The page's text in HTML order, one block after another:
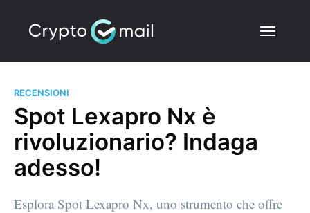
RECENSIONI
Spot Lexapro Nx è
rivoluzionario? Indaga
adesso!
Esplora Spot Lexapro Nx, uno strumento che offre